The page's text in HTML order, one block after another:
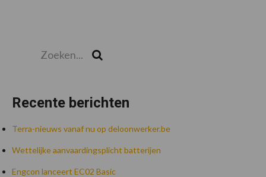
Recente berichten
Terra-nieuws vanaf nu op deloonwerker.be
Wettelijke aanvaardingsplicht batterijen
Engcon lanceert EC02 Basic